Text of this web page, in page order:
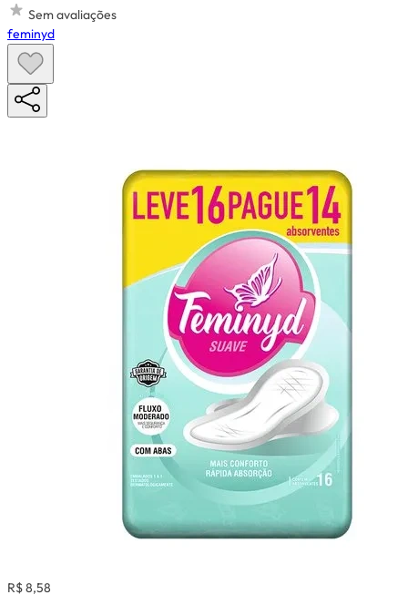
Sem avaliações
feminyd
R$ 8,58